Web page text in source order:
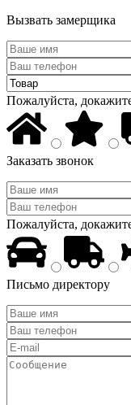
Вызвать замерщика
Пожалуйста,
Заказать звонок
Пожалуйста,
Письмо директору